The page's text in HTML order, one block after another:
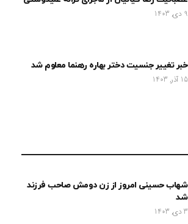
9 دی, 1403
خبر تغییر جنسیت دختر بهاره رهنما معلوم شد
15 آذر, 1403
شهاب حسینی امروز از زن دومش صاحب فرزند
شد
3 دی, 1403